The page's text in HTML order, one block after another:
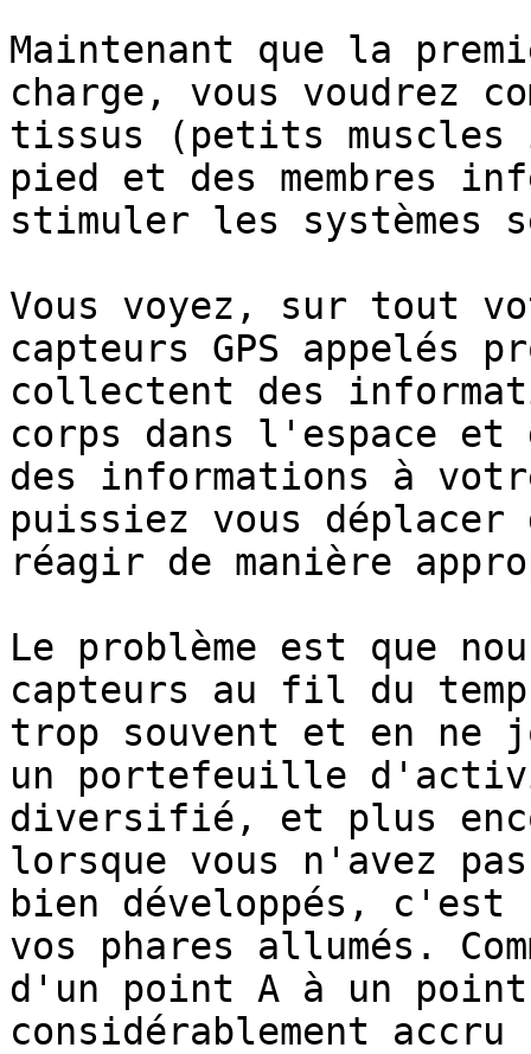
Maintenant que la
charge, vous voudrez
tissus (petits
pied et des membres
stimuler les systèmes
Vous voyez, sur tout
capteurs GPS appelés
collectent des
corps dans l'espace et
des informations à
puissiez vous déplacer
réagir de manière
Le problème est que
capteurs au fil du
trop souvent et en ne
un portefeuille
diversifié, et plus
lorsque vous n'avez
bien développés, c'est
vos phares allumés.
d'un point A à un
considérablement accru